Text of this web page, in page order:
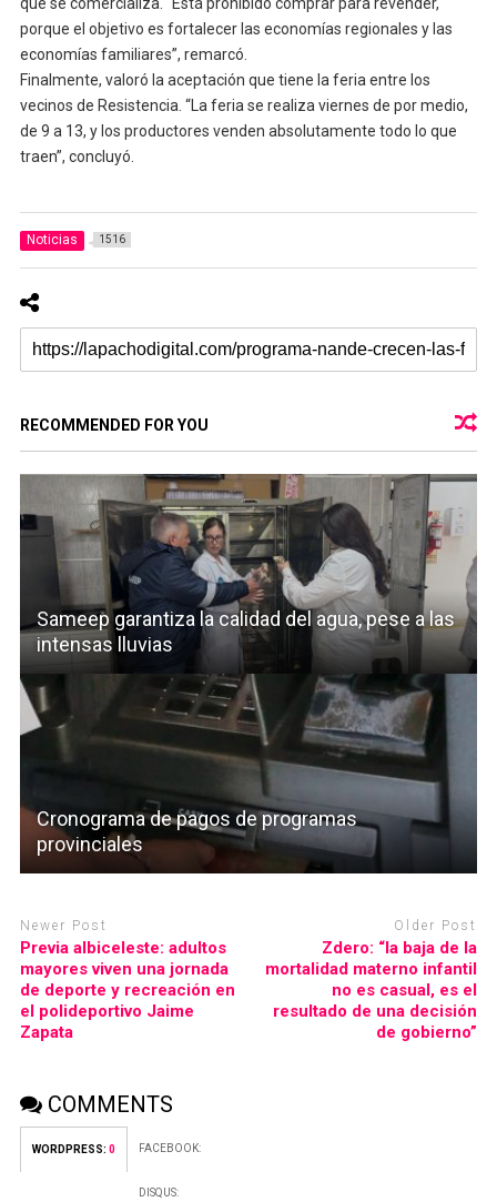
porque el objetivo es fortalecer las economías regionales y las
economías familiares”, remarcó.
Finalmente, valoró la aceptación que tiene la feria entre los
vecinos de Resistencia. “La feria se realiza viernes de por medio,
de 9 a 13, y los productores venden absolutamente todo lo que
traen”, concluyó.
Noticias 1516
RECOMMENDED FOR YOU
Sameep garantiza la calidad del agua, pese a las
intensas lluvias
Cronograma de pagos de programas
provinciales
Newer Post
Previa albiceleste: adultos
mayores viven una jornada
de deporte y recreación en
el polideportivo Jaime
Zapata
Older Post
Zdero: “la baja de la
mortalidad materno infantil
no es casual, es el
resultado de una decisión
de gobierno”
COMMENTS
WORDPRESS: 0 FACEBOOK:
DISQUS: